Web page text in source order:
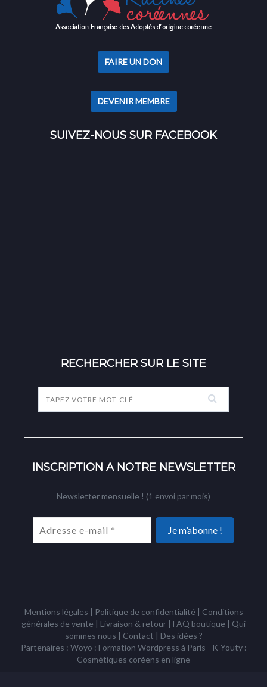
FAIRE UN DON
DEVENIR MEMBRE
SUIVEZ-NOUS SUR FACEBOOK
RECHERCHER SUR LE SITE
INSCRIPTION À NOTRE NEWSLETTER
Newsletter mensuelle ! (1 envoi par mois)
Mentions légales | Politique de confidentialité | Conditions
générales de vente | Livraison & retour | FAQ boutique | Qui
sommes nous | Contact | Des idées ?
Partenaires : Woyo : Formation Wordpress à Paris - K-Youty :
Cosmétiques coréens en ligne